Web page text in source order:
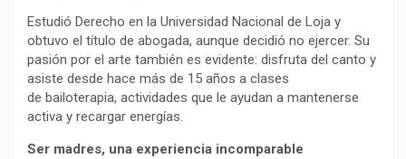
Estudió Derecho en la Universidad Nacional de Loja y
obtuvo el título de abogada, aunque decidió no ejercer. Su
pasión por el arte también es evidente: disfruta del canto y
asiste desde hace más de 15 años a clases
de bailoterapia, actividades que le ayudan a mantenerse
activa y recargar energías.
Ser madres, una experiencia incomparable